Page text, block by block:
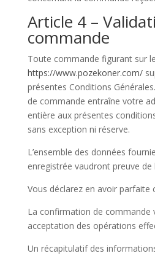
Article 4 –
commande
Toute commande figurant sur
https://www.pozekoner.com/
présentes Conditions
de commande entraîne votre
entière aux présentes
sans exception ni réserve.
L’ensemble des données
enregistrée vaudront preuve de
Vous déclarez en avoir parfaite
La confirmation de commande
acceptation des opérations
Un récapitulatif des